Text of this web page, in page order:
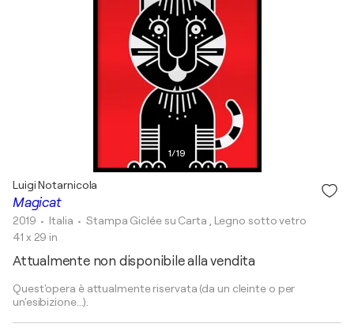
1/19
Magicat
Luigi Notarnicola
2019 • Italia •Stampa Giclée su Carta , Legno sotto vetro
41 x 29 in
Attualmente non disponibile alla vendita
Quest'opera è attualmente riservata (da un cleinte o per
un'esibizione...).